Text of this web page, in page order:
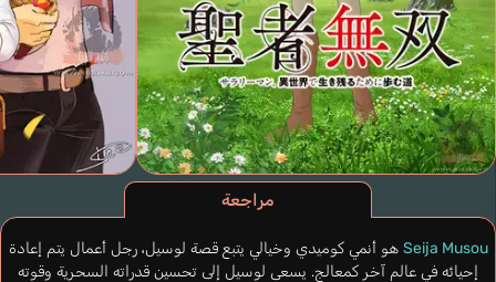
مراجعة
Seija Musou هو أنمي كوميدي وخيالي يتبع قصة لوسيل، رجل أعمال يتم إعادة
إحيائه في عالم آخر كمعالج. يسعى لوسيل إلى تحسين قدراته السحرية وقوته